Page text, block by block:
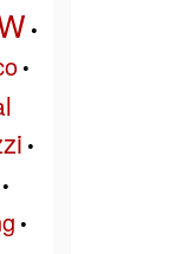
•
•
•
•